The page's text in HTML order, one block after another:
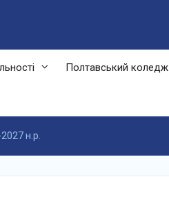
Полтавський коледж
н.р.